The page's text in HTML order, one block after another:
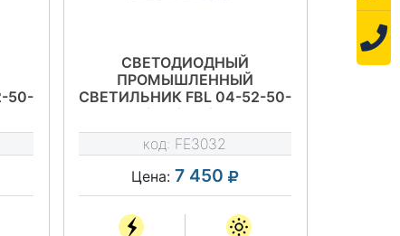
50-
СВЕТОДИОДНЫЙ
ПРОМЫШЛЕННЫЙ
СВЕТИЛЬНИК FBL 04-52-50-
Ш/Г75/Г65/К30
код: FE3032
Цена: 7 450